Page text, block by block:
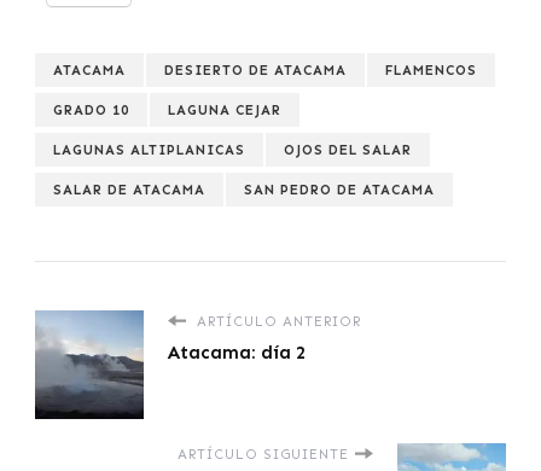
ATACAMA DESIERTO DE ATACAMA FLAMENCOS
GRADO 10 LAGUNA CEJAR
LAGUNAS ALTIPLANICAS OJOS DEL SALAR
SALAR DE ATACAMA SAN PEDRO DE ATACAMA
ARTÍCULO ANTERIOR
Atacama: día 2
ARTÍCULO SIGUIENTE